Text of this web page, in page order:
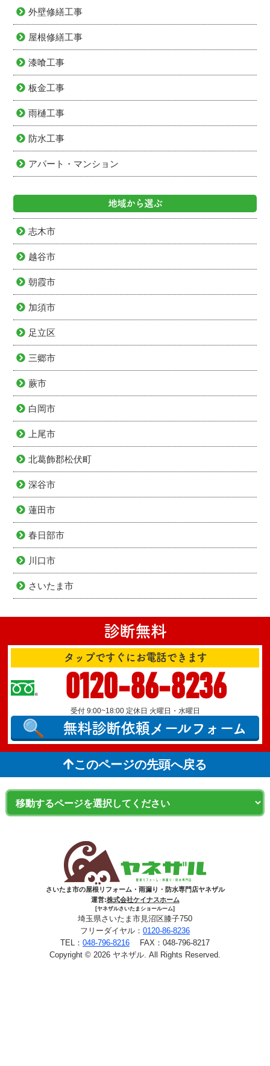
外壁修繕工事
屋根修繕工事
漆喰工事
板金工事
雨樋工事
防水工事
アパート・マンション
地域から選ぶ
志木市
越谷市
朝霞市
加須市
足立区
三郷市
蕨市
白岡市
上尾市
北葛飾郡松伏町
深谷市
蓮田市
春日部市
川口市
さいたま市
診断無料
タップですぐにお電話できます
0120-86-8236
受付 9:00~18:00 定休日 火曜日・水曜日
無料診断依頼メールフォーム
このページの先頭へ戻る
さいたま市の屋根リフォーム・雨漏り・防水専門店ヤネザル
運営:株式会社ケイナスホーム
[ヤネザルさいたまショールーム]
埼玉県さいたま市見沼区膝子750
フリーダイヤル： 0120-86-8236
TEL： 048-796-8216 FAX：048-796-8217
Copyright © 2026 ヤネザル. All Rights Reserved.